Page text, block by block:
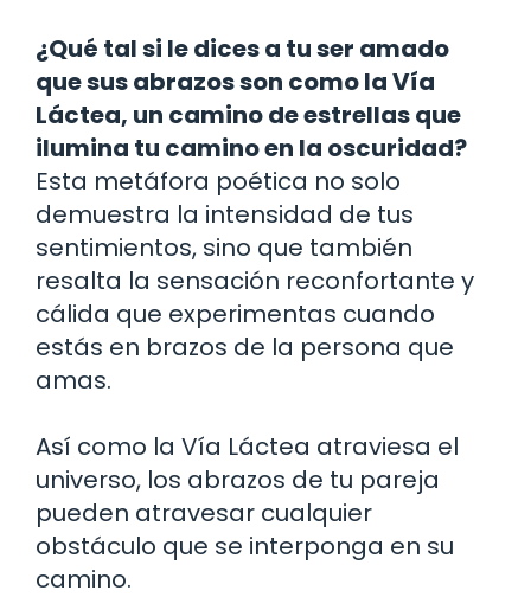
¿Qué tal si le dices a tu ser amado
que sus abrazos son como la Vía
Láctea, un camino de estrellas que
ilumina tu camino en la oscuridad?
Esta metáfora poética no solo
demuestra la intensidad de tus
sentimientos, sino que también
resalta la sensación reconfortante y
cálida que experimentas cuando
estás en brazos de la persona que
amas.
Así como la Vía Láctea atraviesa el
universo, los abrazos de tu pareja
pueden atravesar cualquier
obstáculo que se interponga en su
camino.